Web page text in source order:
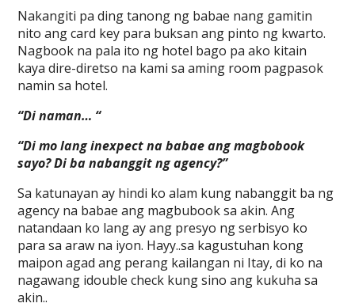
Nakangiti pa ding tanong ng babae nang gamitin
nito ang card key para buksan ang pinto ng kwarto.
Nagbook na pala ito ng hotel bago pa ako kitain
kaya dire-diretso na kami sa aming room pagpasok
namin sa hotel.
“Di naman… “
“Di mo lang inexpect na babae ang magbobook
sayo? Di ba nabanggit ng agency?”
Sa katunayan ay hindi ko alam kung nabanggit ba ng
agency na babae ang magbubook sa akin. Ang
natandaan ko lang ay ang presyo ng serbisyo ko
para sa araw na iyon. Hayy..sa kagustuhan kong
maipon agad ang perang kailangan ni Itay, di ko na
nagawang idouble check kung sino ang kukuha sa
akin..